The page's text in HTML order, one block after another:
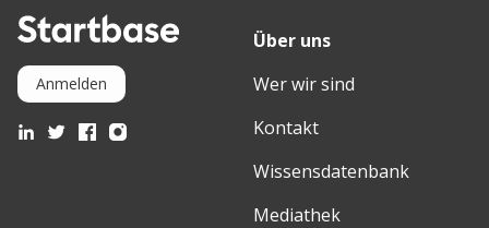
Anmelden
Über uns
Wer wir sind
Kontakt
Wissensdatenbank
Mediathek